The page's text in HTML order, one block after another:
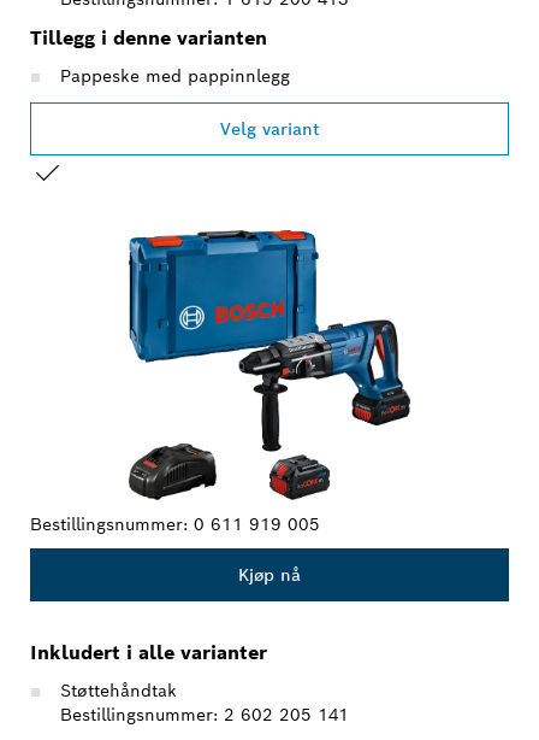
Tillegg i denne varianten
Pappeske med pappinnlegg
Velg variant
Bestillingsnummer: 0 611 919 005
Kjøp nå
Inkludert i alle varianter
Støttehåndtak
Bestillingsnummer: 2 602 205 141